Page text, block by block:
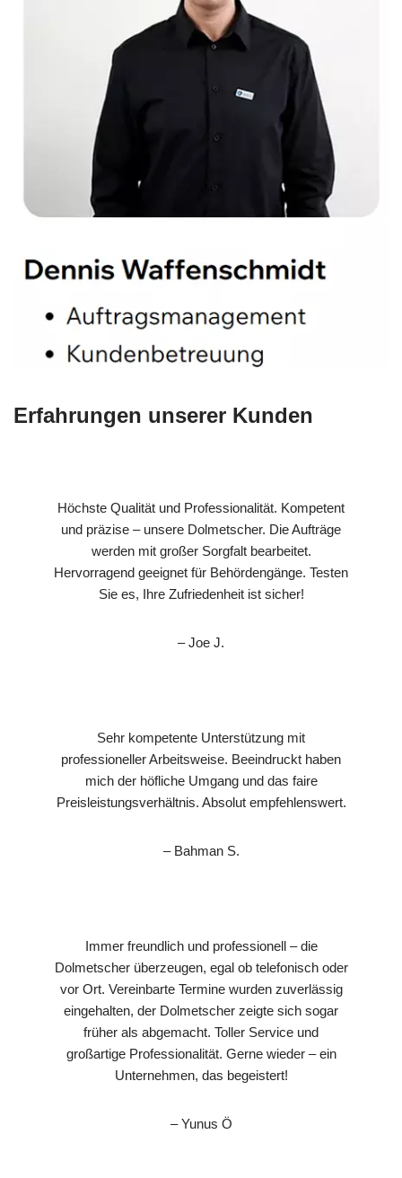
Erfahrungen unserer Kunden
Höchste Qualität und Professionalität. Kompetent
und präzise – unsere Dolmetscher. Die Aufträge
werden mit großer Sorgfalt bearbeitet.
Hervorragend geeignet für Behördengänge. Testen
Sie es, Ihre Zufriedenheit ist sicher!
– Joe J.
Sehr kompetente Unterstützung mit
professioneller Arbeitsweise. Beeindruckt haben
mich der höfliche Umgang und das faire
Preisleistungsverhältnis. Absolut empfehlenswert.
– Bahman S.
Immer freundlich und professionell – die
Dolmetscher überzeugen, egal ob telefonisch oder
vor Ort. Vereinbarte Termine wurden zuverlässig
eingehalten, der Dolmetscher zeigte sich sogar
früher als abgemacht. Toller Service und
großartige Professionalität. Gerne wieder – ein
Unternehmen, das begeistert!
– Yunus Ö